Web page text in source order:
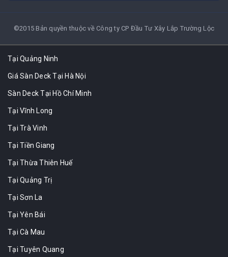
©2015 Bản quyền thuộc về Công ty CP Đầu Tư Xây Lắp Trường Lộc
Tại Quảng Ninh
Giá Sàn Deck Tại Hà Nội
Sàn Deck Tại Hồ Chí Minh
Tại Vĩnh Long
Tại Trà Vinh
Tại Tiền Giang
Tại Thừa Thiên Huế
Tại Quảng Trị
Tại Sơn La
Tại Yên Bái
Tại Cà Mau
Tại Tuyên Quang